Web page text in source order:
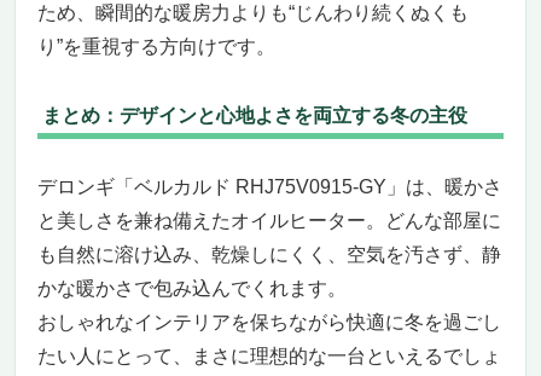
ため、瞬間的な暖房力よりも“じんわり続くぬくも
り”を重視する方向けです。
まとめ：デザインと心地よさを両立する冬の主役
デロンギ「ベルカルド RHJ75V0915-GY」は、暖かさ
と美しさを兼ね備えたオイルヒーター。どんな部屋に
も自然に溶け込み、乾燥しにくく、空気を汚さず、静
かな暖かさで包み込んでくれます。
おしゃれなインテリアを保ちながら快適に冬を過ごし
たい人にとって、まさに理想的な一台といえるでしょ